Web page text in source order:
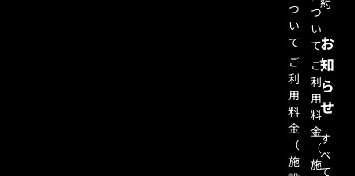
つ
い
て
ご
利
用
料
金
（
施
つ
い
て
ご
利
用
料
金
（
施
約
お
知
ら
せ
す
べ
て